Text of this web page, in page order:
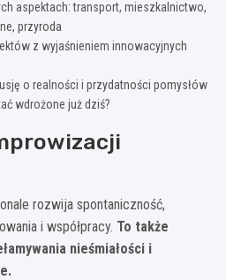
aspektach: transport, mieszkalnictwo,
przyroda
z wyjaśnieniem innowacyjnych
o realności i przydatności pomysłów
wdrożone już dziś?
rozwija spontaniczność,
i współpracy. To także
nieśmiałości i